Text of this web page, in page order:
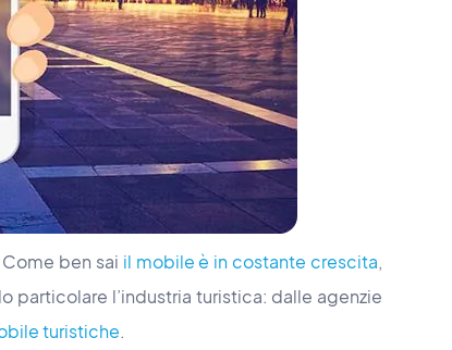
ben sai il mobile è in costante crescita,
particolare l’industria turistica: dalle agenzie
turistiche.